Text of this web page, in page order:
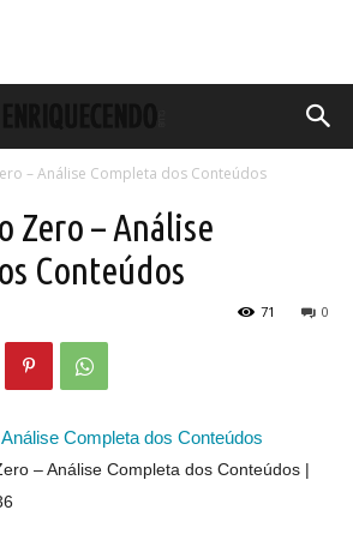
– Análise Completa dos Conteúdos
Zero – Análise
Conteúdos
0
71
Completa dos Conteúdos
– Análise Completa dos Conteúdos